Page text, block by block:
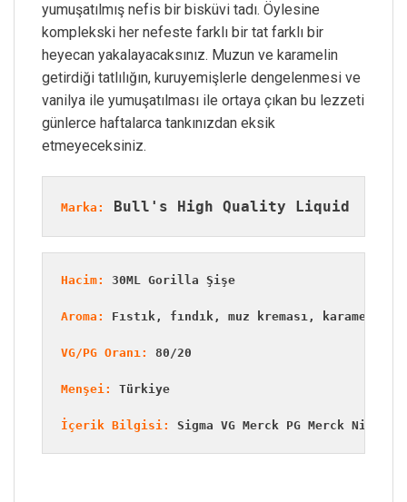
yumuşatılmış nefis bir bisküvi tadı. Öylesine
komplekski her nefeste farklı bir tat farklı bir
heyecan yakalayacaksınız. Muzun ve karamelin
getirdiği tatlılığın, kuruyemişlerle dengelenmesi ve
vanilya ile yumuşatılması ile ortaya çıkan bu lezzeti
günlerce haftalarca tankınızdan eksik
etmeyeceksiniz.
Marka: Bull's High Quality Liquid
Hacim: 30ML Gorilla Şişe
Aroma: Fıstık, fındık, muz kreması, karamel,
VG/PG Oranı: 80/20
Menşei: Türkiye
İçerik Bilgisi: Sigma VG Merck PG Merck Nic